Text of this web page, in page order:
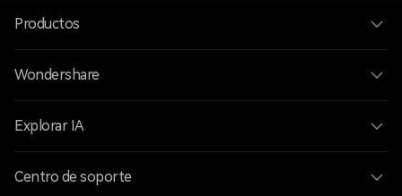
Productos
Wondershare
Explorar IA
Centro de soporte